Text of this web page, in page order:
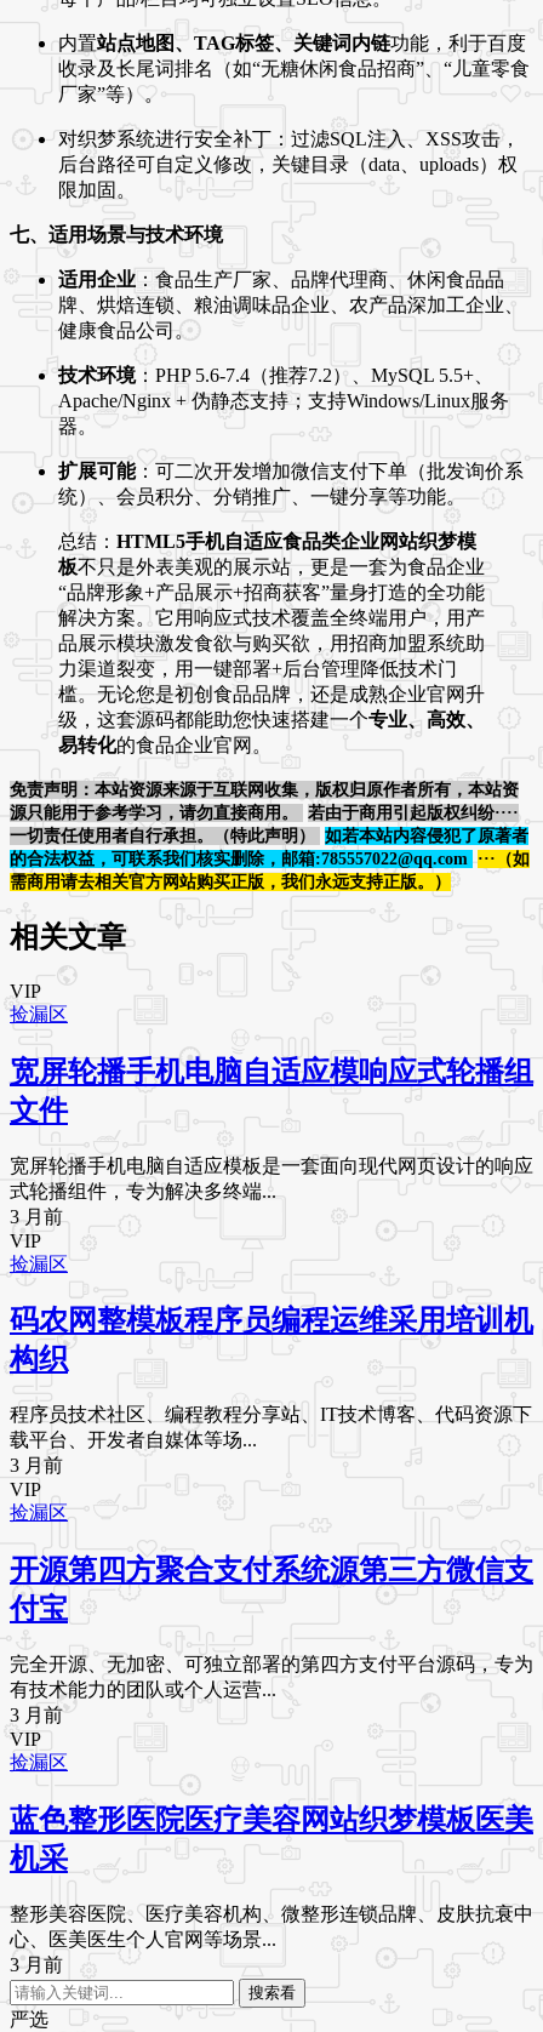
内置站点地图、TAG标签、关键词内链功能，利于百度
收录及长尾词排名（如“无糖休闲食品招商”、“儿童零食
厂家”等）。
对织梦系统进行安全补丁：过滤SQL注入、XSS攻击，
后台路径可自定义修改，关键目录（data、uploads）权
限加固。
七、适用场景与技术环境
适用企业 ：食品生产厂家、品牌代理商、休闲食品品
牌、烘焙连锁、粮油调味品企业、农产品深加工企业、
健康食品公司。
技术环境：PHP 5.6-7.4（推荐7.2）、MySQL 5.5+、
Apache/Nginx + 伪静态支持；支持Windows/Linux服务
器。
扩展可能：可二次开发增加微信支付下单（批发询价系
统）、会员积分、分销推广、一键分享等功能。
总结： HTML5手机自适应食品类企业网站织梦模
板不只是外表美观的展示站，更是一套为食品企业
“品牌形象+产品展示+招商获客”量身打造的全功能
解决方案。它用响应式技术覆盖全终端用户，用产
品展示模块激发食欲与购买欲，用招商加盟系统助
力渠道裂变，用一键部署+后台管理降低技术门
槛。无论您是初创食品品牌，还是成熟企业官网升
级，这套源码都能助您快速搭建一个专业、高效、
易转化的食品企业官网。
免责声明：本站资源来源于互联网收集，版权归原作者所有，本站资
源只能用于参考学习，请勿直接商用。
若由于商用引起版权纠纷····
一切责任使用者自行承担。（特此声明）
如若本站内容侵犯了原著者
的合法权益，可联系我们核实删除，邮箱:785557022@qq.com
···（如
需商用请去相关官方网站购买正版，我们永远支持正版。）
相关文章
VIP
捡漏区
宽屏轮播手机电脑自适应模响应式轮播组
文件
宽屏轮播手机电脑自适应模板是一套面向现代网页设计的响应
式轮播组件，专为解决多终端...
3 月前
VIP
捡漏区
码农网整模板程序员编程运维采用培训机
构织
程序员技术社区、编程教程分享站、IT技术博客、代码资源下
载平台、开发者自媒体等场...
3 月前
VIP
捡漏区
开源第四方聚合支付系统源第三方微信支
付宝
完全开源、无加密、可独立部署的第四方支付平台源码，专为
有技术能力的团队或个人运营...
3 月前
VIP
捡漏区
蓝色整形医院医疗美容网站织梦模板医美
机采
整形美容医院、医疗美容机构、微整形连锁品牌、皮肤抗衰中
心、医美医生个人官网等场景...
3 月前
搜索看
严选